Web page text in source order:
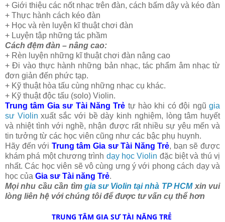
+ Giới thiệu các nốt nhạc trên đàn, cách bấm dây và kéo đàn
+ Thực hành cách kéo đàn
+ Học và rèn luyện kĩ thuật chơi đàn
+ Luyện tập những tác phầm
Cách đệm đàn – nâng cao:
+ Rèn luyện những kĩ thuật chơi đàn nâng cao
+ Đi vào thực hành những bản nhạc, tác phẩm âm nhạc từ
đơn giản đến phức tạp.
+ Kỹ thuật hòa tấu cùng những nhạc cụ khác.
+ Kỹ thuật độc tấu (solo) Violin.
Trung tâm Gia sư Tài Năng Trẻ tự hào khi có đội ngũgia
sư Violin xuất sắc với bề dày kinh nghiệm, lòng tâm huyết
và nhiệt tình với nghề, nhận được rất nhiều sự yêu mến và
tin tưởng từ các học viên cũng như các bậc phụ huynh.
Hãy đến với Trung tâm Gia sư Tài Năng Trẻ, bạn sẽ được
khám phá một chương trình dạy học Violin đặc biệt và thú vị
nhất. Các học viên sẽ vô cùng ưng ý với phong cách dạy và
học của Gia sư Tài năng Trẻ.
Mọi nhu cầu cần tìm gia sư Violin tại nhà TP HCMxin vui
lòng liên hệ với chúng tôi để được tư vấn cụ thể hơn
TRUNG TÂM GIA SƯ TÀI NĂNG TRẺ